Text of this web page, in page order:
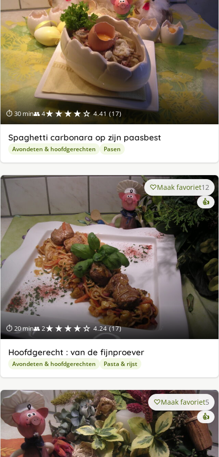
⏱ 30 min👥 4★★★★☆ 4.41 (17)
Spaghetti carbonara op zijn paasbest
Avondeten & hoofdgerechten Pasen
⏱ 20 min👥 2★★★★☆ 4.24 (17)
Maak favoriet12
👍
Hoofdgerecht : van de fijnproever
Avondeten & hoofdgerechten Pasta & rijst
Maak favoriet5
👍